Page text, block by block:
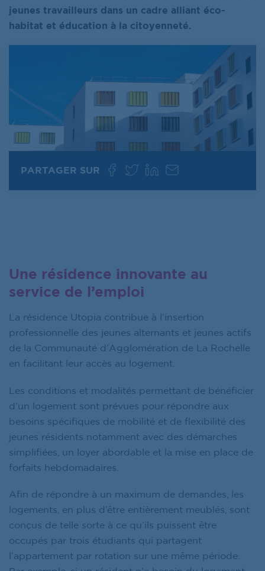
jeunes travailleurs dans un cadre alliant éco-
habitat et éducation à la citoyenneté.
PARTAGER SUR Partager sur Facebook
Partager sur Twitter
Partager sur LinkedIn
Une résidence innovante au
service de l’emploi
La résidence Utopia contribue à l’insertion
professionnelle des jeunes alternants et jeunes actifs
de la Communauté d’Agglomération de La Rochelle
en facilitant leur accès au logement.
Les conditions et modalités permettant de bénéficier
d’un logement sont prévues pour répondre aux
besoins spécifiques de mobilité et de flexibilité des
jeunes résidents notamment avec des démarches
simplifiées, un loyer abordable et la mise en place de
forfaits hebdomadaires.
Afin de répondre à un maximum de demandes, les
logements, en plus d’être entièrement meublés, sont
conçus de telle sorte à ce qu’ils puissent être
occupés par trois étudiants qui partagent
l’appartement par rotation sur une même période.